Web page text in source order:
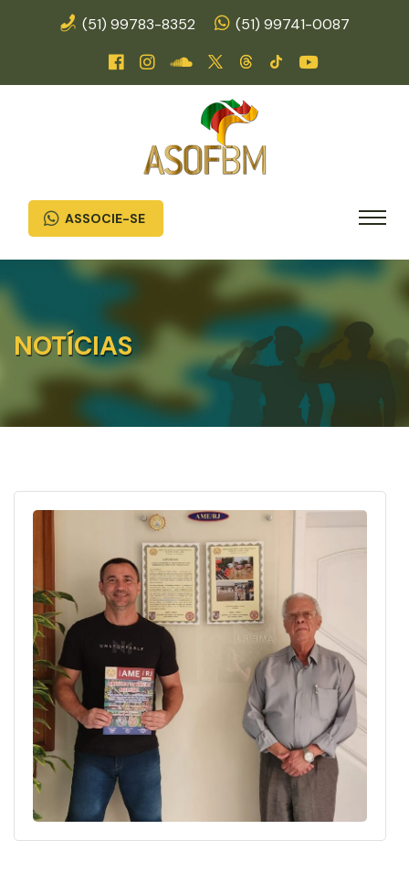
(51) 99783-8352 (51) 99741-0087
ASSOCIE-SE
NOTÍCIAS